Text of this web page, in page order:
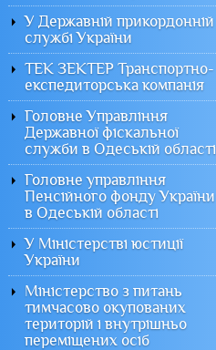
У Державній прикордонній
службі України
ТЕК ЗЕКТЕР Транспортно-
експедиторська компанія
Головне Управління
Державної фіскальної
служби в Одеській області
Головне управління
Пенсійного фонду України
в Одеській області
У Міністерстві юстиції
України
Міністерство з питань
тимчасово окупованих
територій і внутрішньо
переміщених осіб